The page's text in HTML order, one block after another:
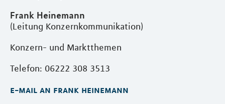
Frank Heinemann
(Leitung Konzernkommunikation)
Konzern- und Marktthemen
Telefon: 06222 308 3513
e-mail an frank heinemann